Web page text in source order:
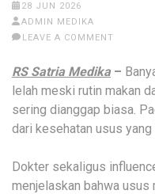
28 JUN 2026
ADMIN MEDIKA
LEAVE A COMMENT
RS Satria Medika –
lelah meski rutin makan
sering dianggap biasa.
dari kesehatan usus yang
Dokter sekaligus
menjelaskan bahwa